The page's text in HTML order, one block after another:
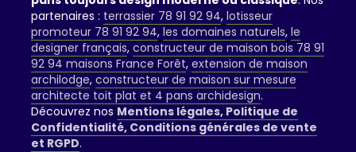
partenaires : terrassier 78 91 92 94, lotisseur
promoteur 78 91 92 94, les domaines naturels, le
designer français, constructeur de maison bois 78 91
92 94 maisons France Forêt, extension de maison
archilodge, constructeur de maison sur mesure
architecte toit plat et 4 pans archidesign.
Découvrez nos Mentions légales, Politique de
Confidentialité, Conditions générales de vente
et RGPD.